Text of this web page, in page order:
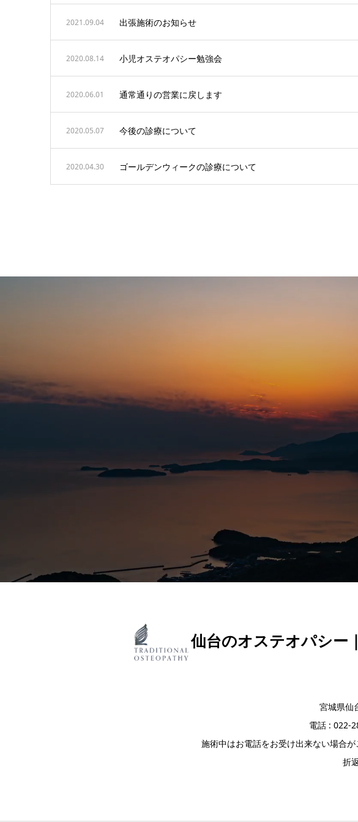
2021.09.04 出張施術のお知らせ
2020.08.14 小児オステオパシー勉強会
2020.06.01 通常通りの営業に戻します
2020.05.07 今後の診療について
2020.04.30 ゴールデンウィークの診療について
仙台のオステオパシー
宮城県仙
電話 : 022-
施術中はお電話をお受け出来ない場合
折